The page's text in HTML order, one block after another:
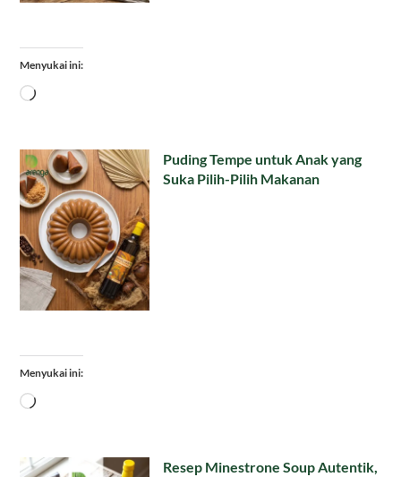
Menyukai ini:
Memuat...
Puding Tempe untuk Anak yang
Suka Pilih-Pilih Makanan
Menyukai ini:
Memuat...
Resep Minestrone Soup Autentik,